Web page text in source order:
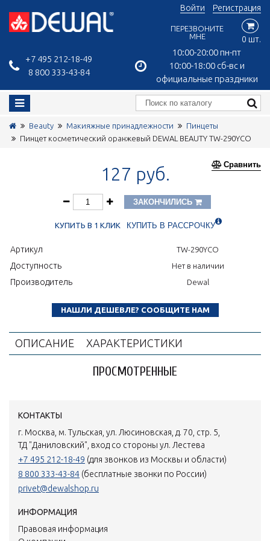
+7 495 212-18-49
8 800 333-43-84
10:00-20:00 пн-пт
10:00-18:00 сб-вс и
официальные праздники
Войти Регистрация
ПЕРЕЗВОНИТЕ
МНЕ
0 шт.
Beauty Макияжные принадлежности
Пинцеты
Пинцет косметический оранжевый DEWAL BEAUTY TW-290YCO
Сравнить
127 руб.
ЗАКОНЧИЛИСЬ
КУПИТЬ В 1 КЛИК КУПИТЬ В РАССРОЧКУ
Артикул TW-290YCO
Доступность Нет в наличии
Производитель Dewal
НАШЛИ ДЕШЕВЛЕ? СООБЩИТЕ НАМ
ОПИСАНИЕ ХАРАКТЕРИСТИКИ
ПРОСМОТРЕННЫЕ
КОНТАКТЫ
г. Москва, м. Тульская, ул. Люсиновская, д. 70, стр. 5,
ТД "Даниловский", вход со стороны ул. Лестева
+7 495 212-18-49 (для звонков из Москвы и области)
8 800 333-43-84 (бесплатные звонки по России)
privet@dewalshop.ru
ИНФОРМАЦИЯ
Правовая информация